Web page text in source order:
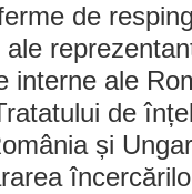
de
interne ale
de
și